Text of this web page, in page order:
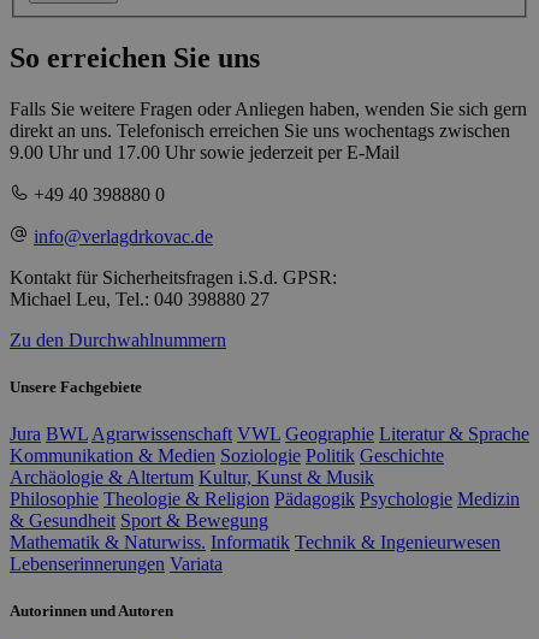
So erreichen Sie uns
Falls Sie weitere Fragen oder Anliegen haben, wenden Sie sich gern
direkt an uns. Telefonisch erreichen Sie uns wochentags zwischen
9.00 Uhr und 17.00 Uhr sowie jederzeit per E-Mail
+49 40 398880 0
info@verlagdrkovac.de
Kontakt für Sicherheitsfragen i.S.d. GPSR:
Michael Leu, Tel.: 040 398880 27
Zu den Durchwahlnummern
Unsere Fachgebiete
Jura BWL Agrarwissenschaft VWL Geographie Literatur & Sprache
Kommunikation & Medien Soziologie Politik Geschichte
Archäologie & Altertum Kultur, Kunst & Musik
Philosophie Theologie & Religion Pädagogik Psychologie Medizin
& Gesundheit Sport & Bewegung
Mathematik & Naturwiss. Informatik Technik & Ingenieurwesen
Lebenserinnerungen Variata
Autorinnen und Autoren